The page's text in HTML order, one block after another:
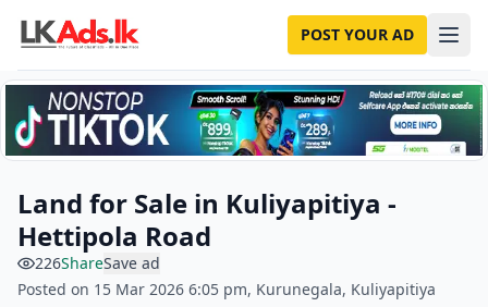
POST YOUR AD
Land for Sale in Kuliyapitiya -
Hettipola Road
226ShareSave ad
Posted on 15 Mar 2026 6:05 pm, Kurunegala, Kuliyapitiya